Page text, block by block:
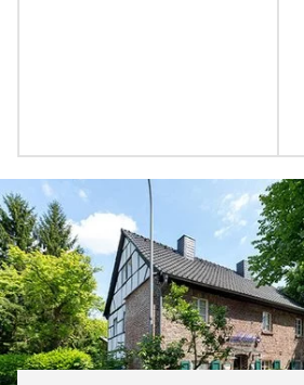
Abdichtung von innen